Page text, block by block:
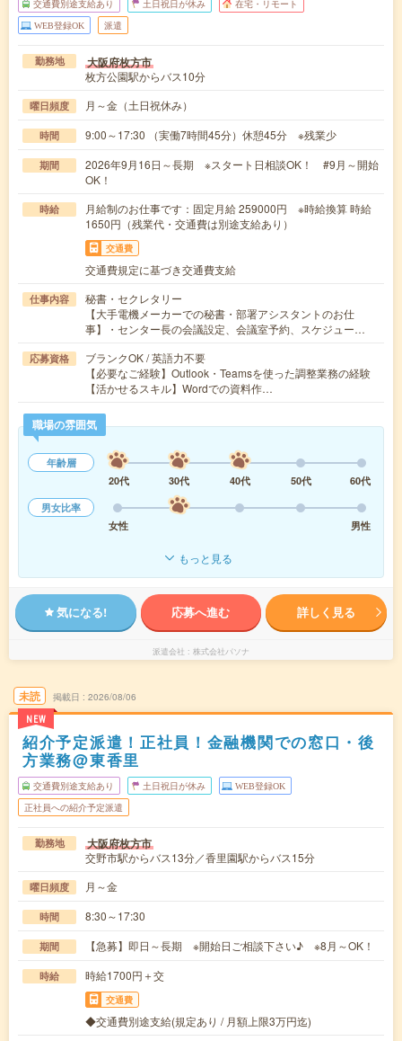
交通費別途支給あり 土日祝日が休み 在宅・リモート
WEB登録OK 派遣
勤務地 大阪府枚方市
枚方公園駅からバス10分
曜日頻度 月～金（土日祝休み）
時間 9:00～17:30 （実働7時間45分）休憩45分 ※残業少
期間
2026年9月16日～長期 ※スタート日相談OK！ #9月～開始
OK！
時給
月給制のお仕事です：固定月給 259000円 ※時給換算 時給
1650円（残業代・交通費は別途支給あり）
交通費
交通費規定に基づき交通費支給
仕事内容
秘書・セクレタリー
【大手電機メーカーでの秘書・部署アシスタントのお仕
事】・センター長の会議設定、会議室予約、スケジュー…
応募資格
ブランクOK / 英語力不要
【必要なご経験】Outlook・Teamsを使った調整業務の経験
【活かせるスキル】Wordでの資料作…
職場の雰囲気
年齢層
20代
30代 40代 50代
60代
男女比率
女性
男性
もっと見る
気になる! 応募へ進む 詳しく見る
派遣会社 株式会社パソナ
未読
NEW
掲載日 2026/08/06
紹介予定派遣！正社員！金融機関での窓口・後
方業務@東香里
交通費別途支給あり 土日祝日が休み WEB登録OK
正社員への紹介予定派遣
勤務地 大阪府枚方市
交野市駅からバス13分／香里園駅からバス15分
曜日頻度 月～金
時間 8:30～17:30
期間 【急募】即日～長期 ※開始日ご相談下さい♪ ※8月～OK！
時給 時給1700円＋交
交通費
◆交通費別途支給(規定あり / 月額上限3万円迄)